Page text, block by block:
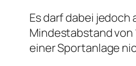
Es darf dabei jedoch
Mindestabstand
einer Sportanlage